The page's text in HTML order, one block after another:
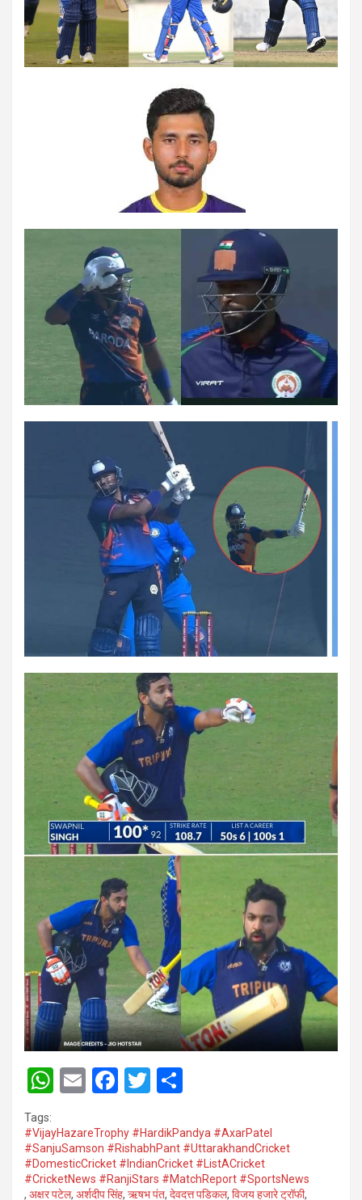
W
at
s
A
E
ail
F
ce
b
o
T
tt
er
ar
e
Tags:
#VijayHazareTrophy #HardikPandya #AxarPatel
#SanjuSamson #RishabhPant #UttarakhandCricket
#DomesticCricket #IndianCricket #ListACricket
#CricketNews #RanjiStars #MatchReport #SportsNews
, अक्षर पटेल, अर्शदीप सिंह, ऋषभ पंत, देवदत्त पडिकल, विजय हजारे ट्रॉफी,